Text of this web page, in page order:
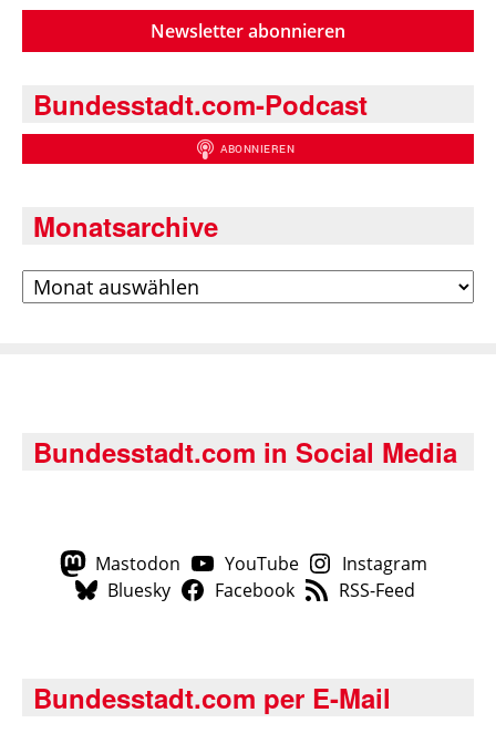
Newsletter abonnieren
Bundesstadt.com-Podcast
Monatsarchive
Archiv
Bundesstadt.com in Social Media
Mastodon YouTube
Instagram
Bluesky
Facebook RSS-Feed
Bundesstadt.com per E-Mail